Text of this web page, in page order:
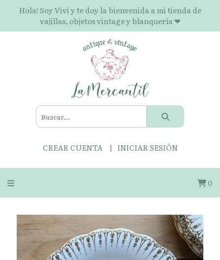
Hola! Soy Vivi y te doy la bienvenida a mi tienda de
vajillas, objetos vintage y blanquería ❤
CREAR CUENTA INICIAR SESIÓN
0